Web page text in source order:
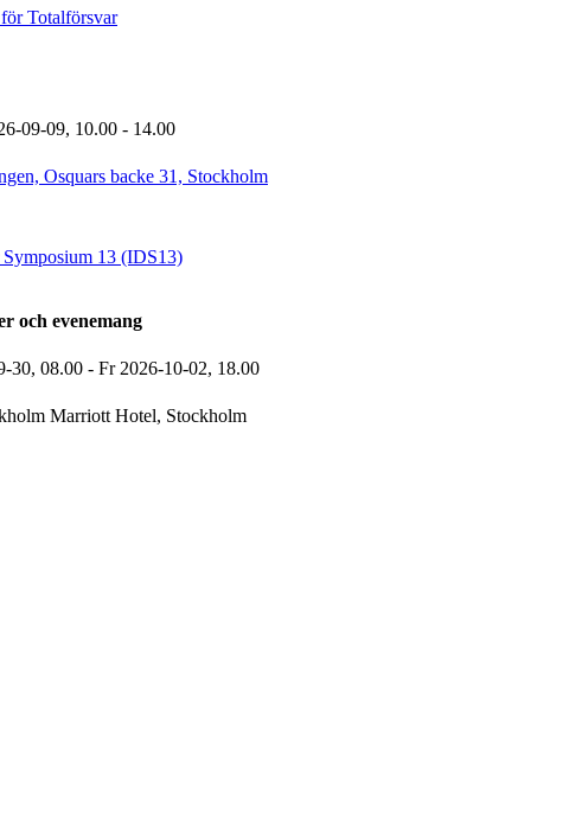
Totalförsvar
09-09, 10.00 - 14.00
Osquars backe 31, Stockholm
13 (IDS13)
och evenemang
30, 08.00 - Fr 2026-10-02, 18.00
Marriott Hotel, Stockholm